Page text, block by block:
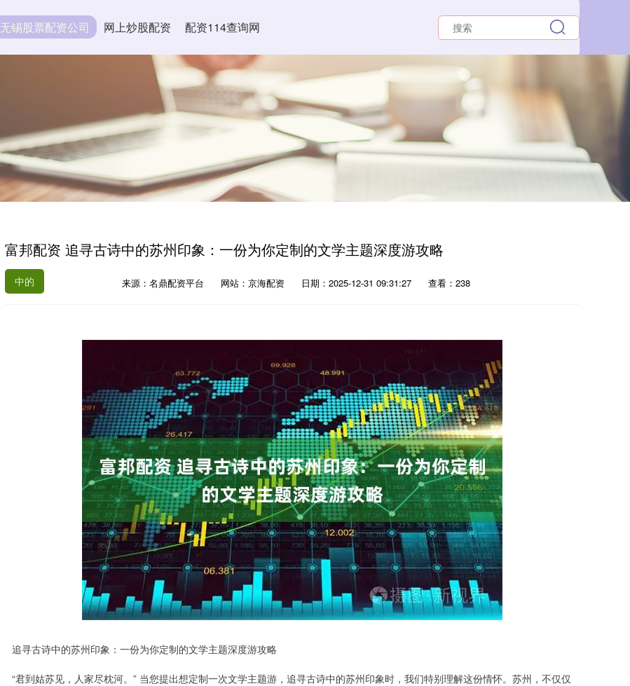
无锡股票配资公司 网上炒股配资 配资114查询网
富邦配资 追寻古诗中的苏州印象：一份为你定制的文学主题深度游攻略
中的 来源：名鼎配资平台 网站：京海配资 日期：2025-12-31 09:31:27 查看：238
追寻古诗中的苏州印象：一份为你定制的文学主题深度游攻略
“君到姑苏见，人家尽枕河。” 当您提出想定制一次文学主题游，追寻古诗中的苏州印象时，我们特别理解这份情怀。苏州，不仅仅